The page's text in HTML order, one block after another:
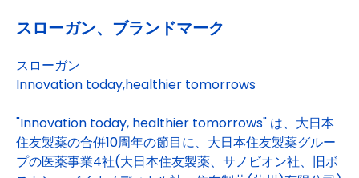
スローガン、ブランドマーク
スローガン
Innovation today,healthier tomorrows
"Innovation today, healthier tomorrows" は、大日本
住友製薬の合併10周年の節目に、大日本住友製薬グルー
プの医薬事業4社(大日本住友製薬、サノビオン社、旧ボ